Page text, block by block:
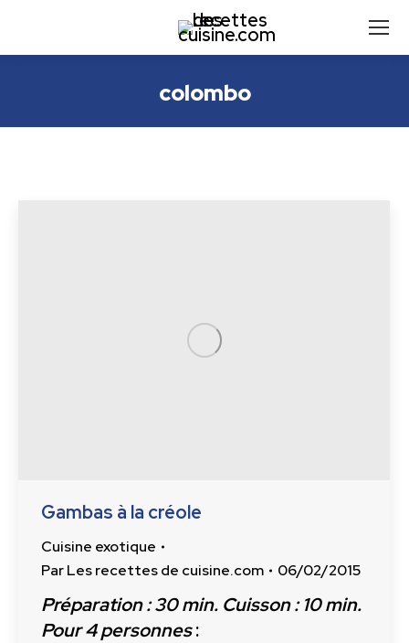
colombo
Gambas à la créole
Cuisine exotique
ParLes recettes de cuisine.com 06/02/2015
Préparation : 30 min. Cuisson : 10 min.
Pour 4 personnes: